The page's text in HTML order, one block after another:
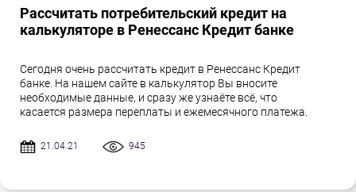
Рассчитать потребительский кредит на
калькуляторе в Ренессанс Кредит банке
Сегодня очень рассчитать кредит в Ренессанс Кредит
банке. На нашем сайте в калькулятор Вы вносите
необходимые данные, и сразу же узнаёте всё, что
касается размера переплаты и ежемесячного платежа.
21.04.21 945